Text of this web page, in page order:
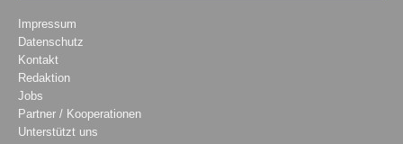
Impressum
Datenschutz
Kontakt
Redaktion
Jobs
Partner / Kooperationen
Unterstützt uns